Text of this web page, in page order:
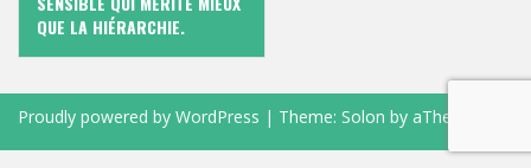
des
articles
QUE LA HIÉRARCHIE.
Proudly powered by WordPress | Theme: Solon by aThemes